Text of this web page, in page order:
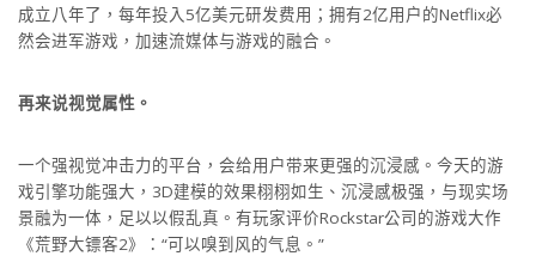
成立八年了，每年投入5亿美元研发费用；拥有2亿用户的Netflix必
然会进军游戏，加速流媒体与游戏的融合。
再来说视觉属性。
一个强视觉冲击力的平台，会给用户带来更强的沉浸感。今天的游
戏引擎功能强大，3D建模的效果栩栩如生、沉浸感极强，与现实场
景融为一体，足以以假乱真。有玩家评价Rockstar公司的游戏大作
《荒野大镖客2》：“可以嗅到风的气息。”